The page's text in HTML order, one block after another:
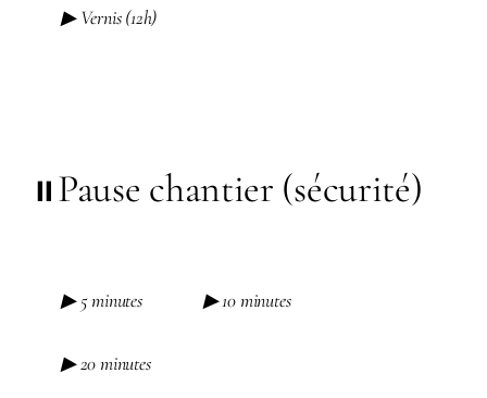
▶ Vernis (12h)
⏸️ Pause chantier (sécurité)
▶ 5 minutes ▶ 10 minutes
▶ 20 minutes